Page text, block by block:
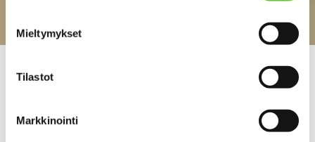
Mieltymykset
Tilastot
Markkinointi
Pysäköintitalojen kevätpesut